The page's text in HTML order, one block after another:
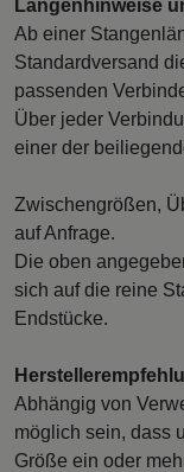
Längenhinweise
Ab einer
Standardversand
passenden
Über jeder
einer der
Zwischengrößen,
auf Anfrage.
Die oben
sich auf die reine
Endstücke.
Abhängig von
möglich sein, dass
Größe ein oder